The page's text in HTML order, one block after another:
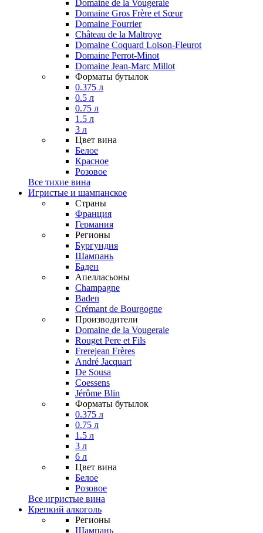
Domaine de la Vougeraie
Domaine Gros Frère et Sœur
Domaine Fourrier
Château de la Maltroye
Domaine Coquard Loison-Fleurot
Domaine Perrot-Minot
Domaine Jean-Marc Millot
Форматы бутылок
0.375 л
0.5 л
0.75 л
1.5 л
3 л
Цвет вина
Белое
Красное
Розовое
Все тихие вина
Игристые и шампанское
Страны
Франция
Германия
Регионы
Бургундия
Шампань
Баден
Апелласьоны
Champagne
Baden
Crémant de Bourgogne
Производители
Domaine de la Vougeraie
Rouget Pere et Fils
Frerejean Frères
André Jacquart
De Sousa
Coessens
Jérôme Blin
Форматы бутылок
0.375 л
0.75 л
1.5 л
3 л
6 л
Цвет вина
Белое
Розовое
Все игристые вина
Крепкий алкоголь
Регионы
Шампань